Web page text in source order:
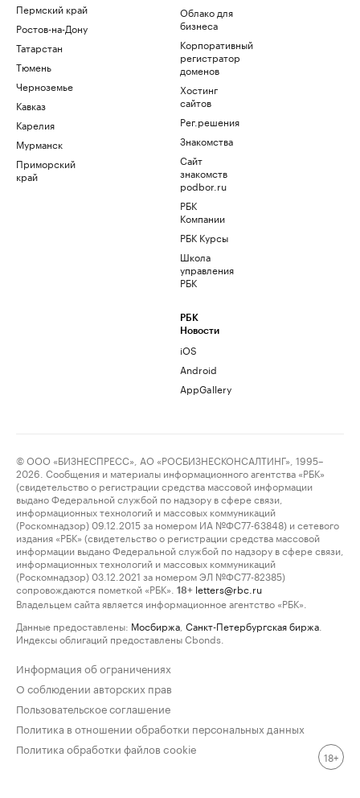
Пермский край
Ростов-на-Дону
Татарстан
Тюмень
Черноземье
Кавказ
Карелия
Мурманск
Приморский
край
Облако для
бизнеса
Корпоративный
регистратор
доменов
Хостинг
сайтов
Рег.решения
Знакомства
Сайт
знакомств
podbor.ru
РБК
Компании
РБК Курсы
Школа
управления
РБК
РБК
Новости
iOS
Android
AppGallery
© ООО «БИЗНЕСПРЕСС», АО «РОСБИЗНЕСКОНСАЛТИНГ», 1995–
2026. Сообщения и материалы информационного агентства «РБК»
(свидетельство о регистрации средства массовой информации
выдано Федеральной службой по надзору в сфере связи,
информационных технологий и массовых коммуникаций
(Роскомнадзор) 09.12.2015 за номером ИА №ФС77-63848) и сетевого
издания «РБК» (свидетельство о регистрации средства массовой
информации выдано Федеральной службой по надзору в сфере связи,
информационных технологий и массовых коммуникаций
(Роскомнадзор) 03.12.2021 за номером ЭЛ №ФС77-82385)
сопровождаются пометкой «РБК».
18+ letters@rbc.ru
Владельцем сайта является информационное агентство «РБК».
Данные предоставлены: Мосбиржа Санкт-Петербургская биржа
Индексы облигаций предоставлены Cbonds.
Информация об ограничениях
О соблюдении авторских прав
Пользовательское соглашение
Политика в отношении обработки персональных данных
Политика обработки файлов cookie
18+